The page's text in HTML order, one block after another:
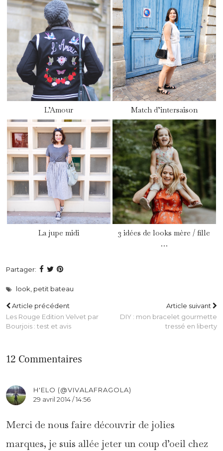
L’Amour Match d’intersaison
La jupe midi
3 idées de looks mère / fille
…
Partager:
look, petit bateau
Article précédent
Les Rouge Edition Velvet par
Bourjois : test et avis
Article suivant
DIY : mon bracelet gourmette
tressé en liberty
12 Commentaires
H'ELO (@VIVALAFRAGOLA)
29 avril 2014 / 14:56
Merci de nous faire découvrir de jolies
marques, je suis allée jeter un coup d’oeil chez